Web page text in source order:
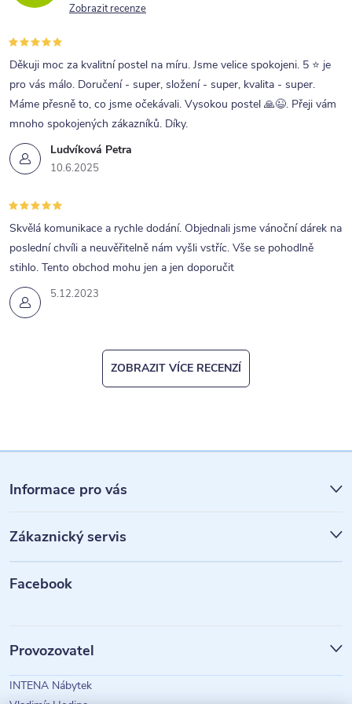
v
ý
p
i
u
Zobrazit recenze
Ludvíková Petra
10.6.2025
Děkuji moc za kvalitní postel na míru. Jsme velice spokojeni. 5 ⭐ je
pro vás málo. Doručení - super, složení - super, kvalita - super.
Máme přesně to, co jsme očekávali. Vysokou postel 🙏😉. Přeji vám
mnoho spokojených zákazníků. Díky.
5.12.2023
Skvělá komunikace a rychle dodání. Objednali jsme vánoční dárek na
poslední chvíli a neuvěřitelně nám vyšli vstříc. Vše se pohodlně
stihlo. Tento obchod mohu jen a jen doporučit
ZOBRAZIT VÍCE RECENZÍ
á
p
a
Informace pro vás
Zákaznický servis
Facebook
Provozovatel
INTENA Nábytek